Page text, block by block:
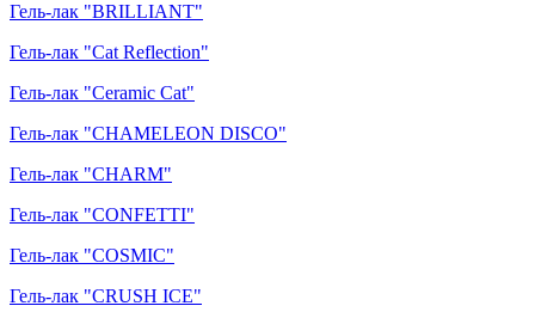
Гель-лак "BRILLIANT"
Гель-лак "Cat Reflection"
Гель-лак "Ceramic Cat"
Гель-лак "CHAMELEON DISCO"
Гель-лак "CHARM"
Гель-лак "CONFETTI"
Гель-лак "COSMIC"
Гель-лак "CRUSH ICE"